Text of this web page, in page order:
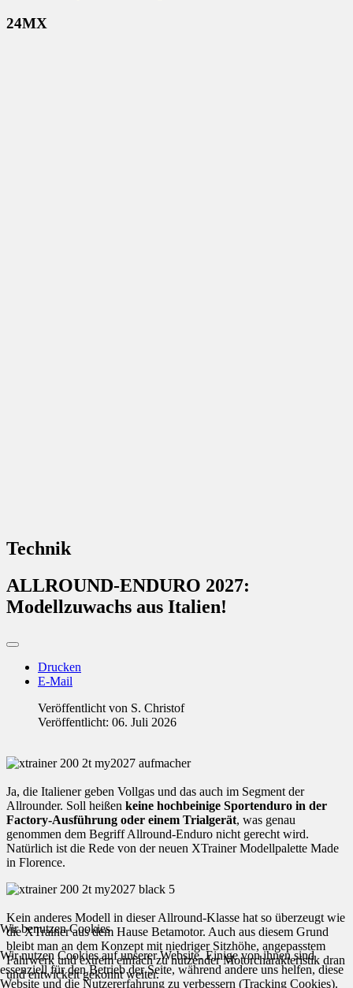
24MX
Technik
ALLROUND-ENDURO 2027:
Modellzuwachs aus Italien!
Drucken
E-Mail
Veröffentlicht von S. Christof
Veröffentlicht: 06. Juli 2026
Ja, die Italiener geben Vollgas und das auch im Segment der
Allrounder. Soll heißen keine hochbeinige Sportenduro in der
Factory-Ausführung oder einem Trialgerät, was genau
genommen dem Begriff Allround-Enduro nicht gerecht wird.
Natürlich ist die Rede von der neuen XTrainer Modellpalette Made
in Florence.
Kein anderes Modell in dieser Allround-Klasse hat so überzeugt wie
die XTrainer aus dem Hause Betamotor. Auch aus diesem Grund
bleibt man an dem Konzept mit niedriger Sitzhöhe, angepasstem
Fahrwerk und extrem einfach zu nutzender Motorcharakteristik dran
und entwickelt gekonnt weiter.
Wir benutzen Cookies
Wir nutzen Cookies auf unserer Website. Einige von ihnen sind
essenziell für den Betrieb der Seite, während andere uns helfen, diese
Website und die Nutzererfahrung zu verbessern (Tracking Cookies).